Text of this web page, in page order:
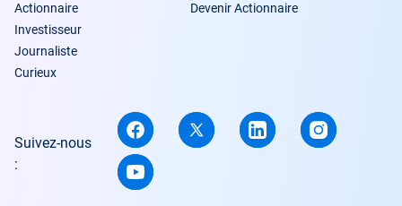
Actionnaire
Investisseur
Journaliste
Curieux
Devenir Actionnaire
Suivez-nous
: